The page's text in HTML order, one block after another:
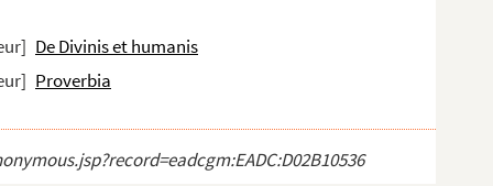
De Divinis et humanis
Proverbia